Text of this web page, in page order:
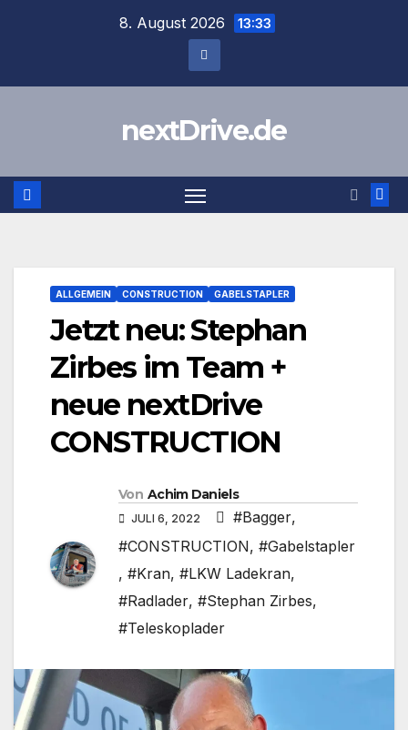
8. August 2026 13:33
nextDrive.de
ALLGEMEIN CONSTRUCTION GABELSTAPLER
Jetzt neu: Stephan
Zirbes im Team +
neue nextDrive
CONSTRUCTION
Von Achim Daniels
JULI 6, 2022 #Bagger,
#CONSTRUCTION, #Gabelstapler
, #Kran, #LKW Ladekran,
#Radlader, #Stephan Zirbes,
#Teleskoplader